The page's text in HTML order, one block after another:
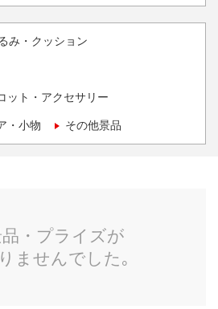
み・クッション
ット・アクセサリー
・小物 その他景品